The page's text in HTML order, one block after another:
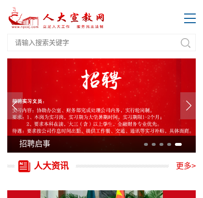
招聘启事
人大资讯 更多>